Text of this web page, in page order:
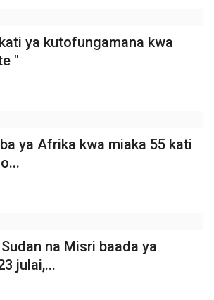
ya kutofungamana kwa
"
ya Afrika kwa miaka 55 kati
na Misri baada ya
julai,...